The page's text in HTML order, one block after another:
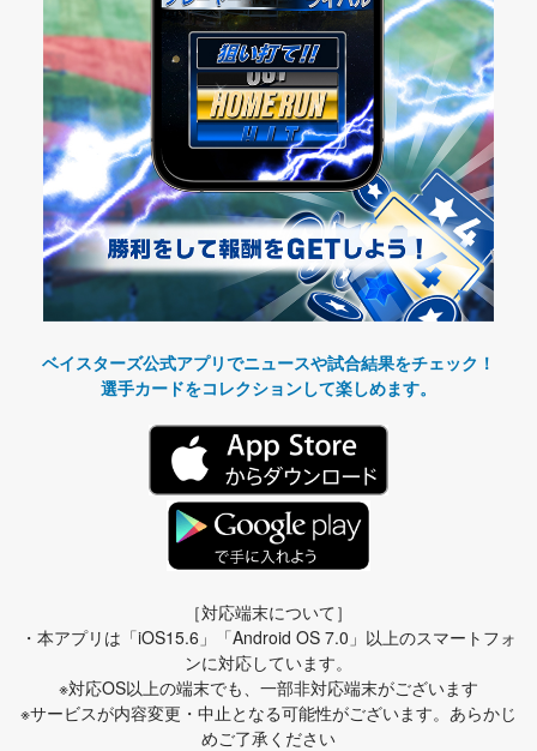
ベイスターズ公式アプリでニュースや試合結果をチェック！
選手カードをコレクションして楽しめます。
［対応端末について］
・本アプリは「iOS15.6」「Android OS 7.0」以上のスマートフォ
ンに対応しています。
※対応OS以上の端末でも、一部非対応端末がございます
※サービスが内容変更・中止となる可能性がございます。あらかじ
めご了承ください